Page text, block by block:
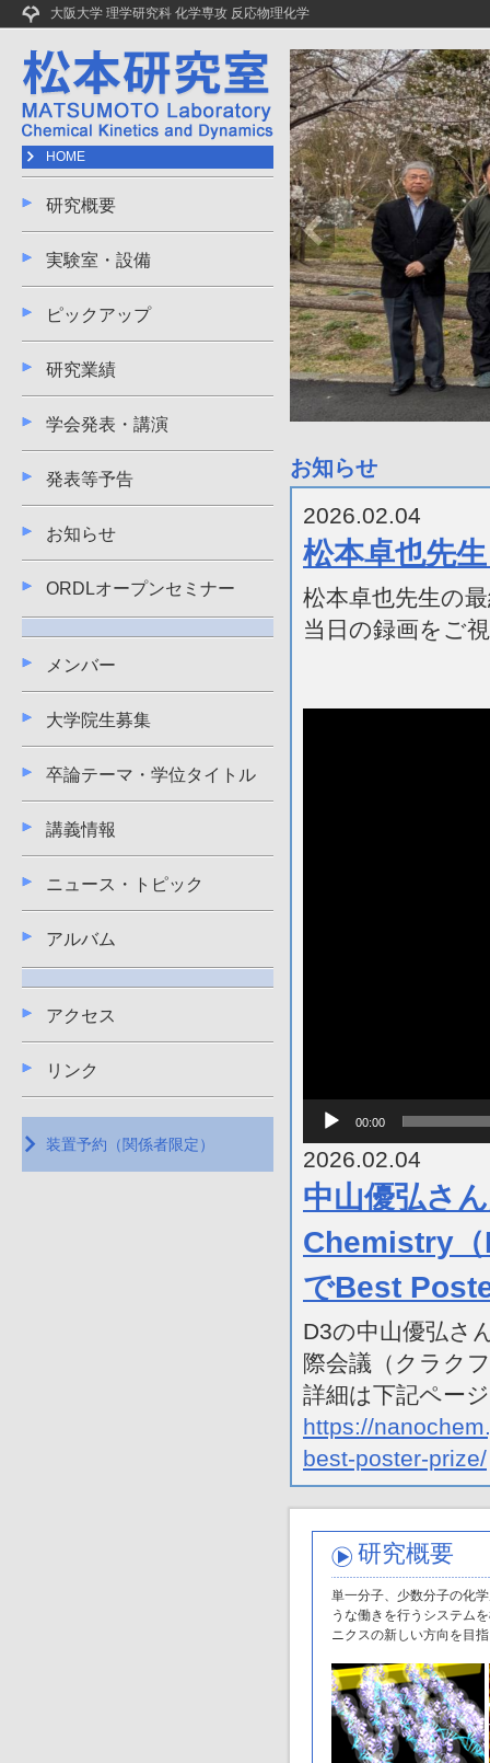
大阪大学 理学研究科 化学専攻 反応物理化学
HOME
研究概要
実験室・設備
ピックアップ
研究業績
学会発表・講演
発表等予告
お知らせ
ORDLオープンセミナー
メンバー
大学院生募集
卒論テーマ・学位タイトル
講義情報
ニュース・トピック
アルバム
アクセス
リンク
装置予約（関係者限定）
info content
お知らせ
2026.02.04
松本卓也先
松本卓也先生の
当日の録画をご
00:00
2026.02.04
中山優弘さ
Chemistry（
でBest
D3の中山優弘さ
際会議（クラク
詳細は下記ペー
https://
best-poster-prize/
研究概要
単一分子、少数分子の化
うな働きを行うシステム
ニクスの新しい方向を目